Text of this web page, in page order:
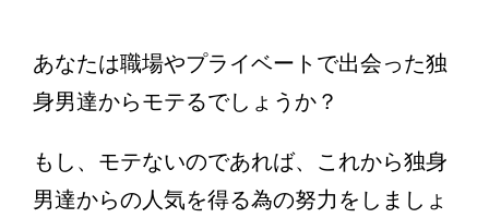
あなたは職場やプライベートで出会った独
身男達からモテるでしょうか？
もし、モテないのであれば、これから独身
男達からの人気を得る為の努力をしましょ